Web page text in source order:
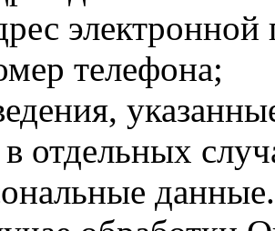
электронной
телефона;
отдельных
данные.